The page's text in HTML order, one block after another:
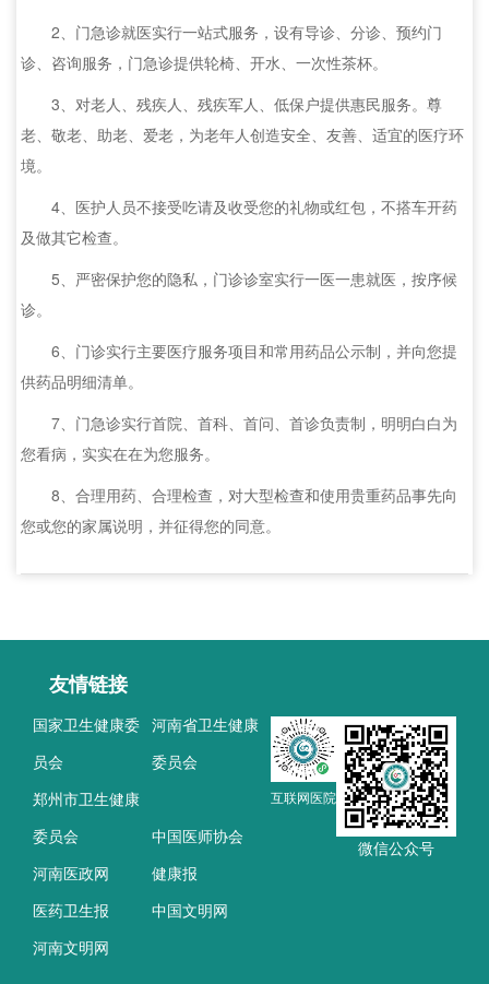
2、门急诊就医实行一站式服务，设有导诊、分诊、预约门
诊、咨询服务，门急诊提供轮椅、开水、一次性茶杯。
3、对老人、残疾人、残疾军人、低保户提供惠民服务。尊
老、敬老、助老、爱老，为老年人创造安全、友善、适宜的医疗环
境。
4、医护人员不接受吃请及收受您的礼物或红包，不搭车开药
及做其它检查。
5、严密保护您的隐私，门诊诊室实行一医一患就医，按序候
诊。
6、门诊实行主要医疗服务项目和常用药品公示制，并向您提
供药品明细清单。
7、门急诊实行首院、首科、首问、首诊负责制，明明白白为
您看病，实实在在为您服务。
8、合理用药、合理检查，对大型检查和使用贵重药品事先向
您或您的家属说明，并征得您的同意。
友情链接
国家卫生健康委
员会
河南省卫生健康
委员会
郑州市卫生健康
委员会
中国医师协会
河南医政网
健康报
医药卫生报
中国文明网
河南文明网
互联网医院
微信公众号